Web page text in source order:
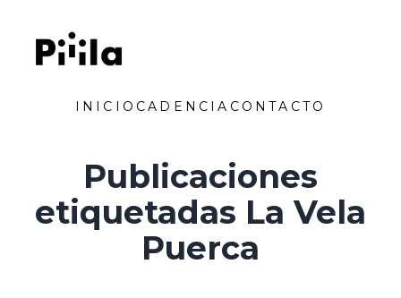
INICIO CADENCIA CONTACTO
Publicaciones
etiquetadas La Vela
Puerca